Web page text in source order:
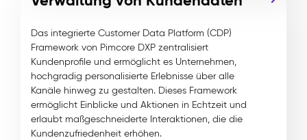
Das integrierte Customer Data Platform (CDP)
Framework von Pimcore DXP zentralisiert
Kundenprofile und ermöglicht es Unternehmen,
hochgradig personalisierte Erlebnisse über alle
Kanäle hinweg zu gestalten. Dieses Framework
ermöglicht Einblicke und Aktionen in Echtzeit und
erlaubt maßgeschneiderte Interaktionen, die die
Kundenzufriedenheit erhöhen.